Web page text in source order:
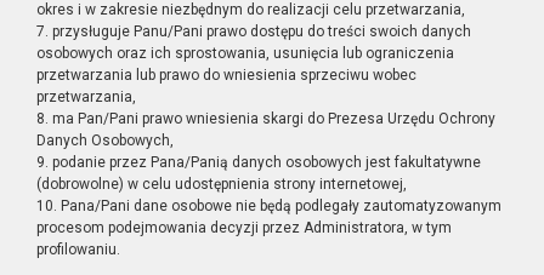
okres i w zakresie niezbędnym do realizacji celu przetwarzania,
7. przysługuje Panu/Pani prawo dostępu do treści swoich danych
osobowych oraz ich sprostowania, usunięcia lub ograniczenia
przetwarzania lub prawo do wniesienia sprzeciwu wobec
przetwarzania,
8. ma Pan/Pani prawo wniesienia skargi do Prezesa Urzędu Ochrony
Danych Osobowych,
9. podanie przez Pana/Panią danych osobowych jest fakultatywne
(dobrowolne) w celu udostępnienia strony internetowej,
10. Pana/Pani dane osobowe nie będą podlegały zautomatyzowanym
procesom podejmowania decyzji przez Administratora, w tym
profilowaniu.